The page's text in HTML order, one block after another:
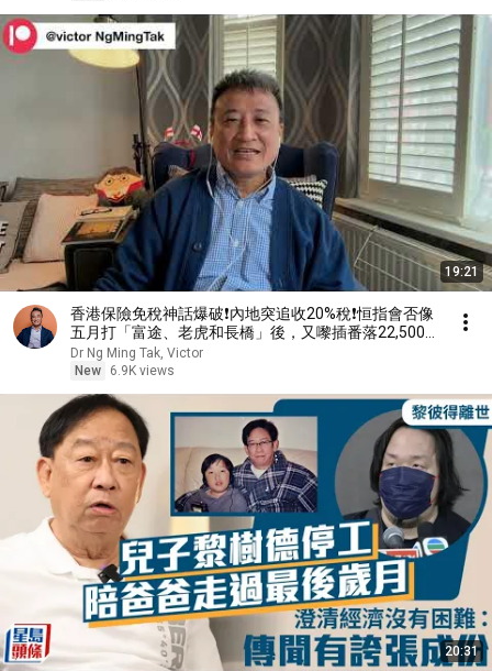
19:21
香港保險免稅神話爆破❗️內地突追收20%稅❗️恒指會否像
五月打「富途、老虎和長橋」後，又嚟插番落22,500❓
｜7 Aug2026
Dr Ng Ming Tak, Victor
New
6.9K views
20:31